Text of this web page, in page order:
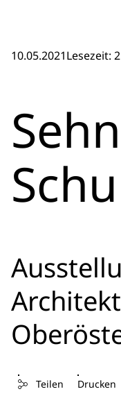
10.05.2021Lesezeit:
Teilen Drucken